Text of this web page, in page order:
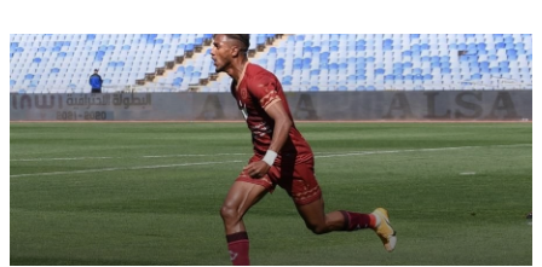
της ομάδας.